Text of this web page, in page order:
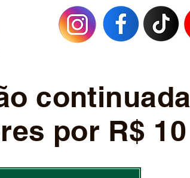
continuada
por R$